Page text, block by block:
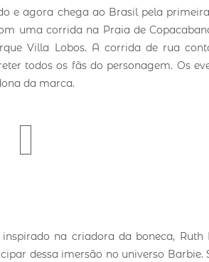
e agora chega ao Brasil pela
uma corrida na Praia de
Villa Lobos. A corrida de rua
todos os fãs do personagem. Os
da marca.
na criadora da boneca, Ruth
dessa imersão no universo Barbie.